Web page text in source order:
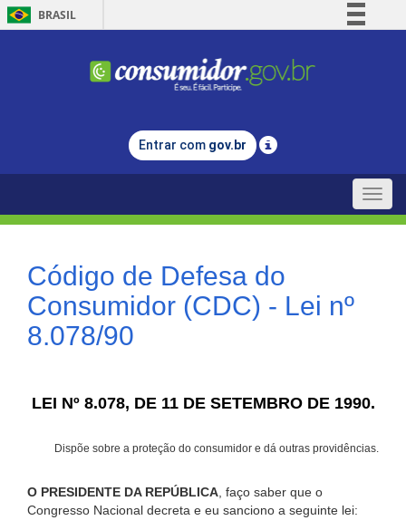
BRASIL
Comunica BR
Legislação
Entrar com gov.br
Toggle
Código de Defesa do
Consumidor (CDC) - Lei nº
8.078/90
LEI Nº 8.078, DE 11 DE SETEMBRO DE 1990.
Dispõe sobre a proteção do consumidor e dá outras providências.
O PRESIDENTE DA REPÚBLICA , faço saber que o
Congresso Nacional decreta e eu sanciono a seguinte lei: